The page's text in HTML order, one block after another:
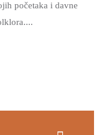
početaka i davne